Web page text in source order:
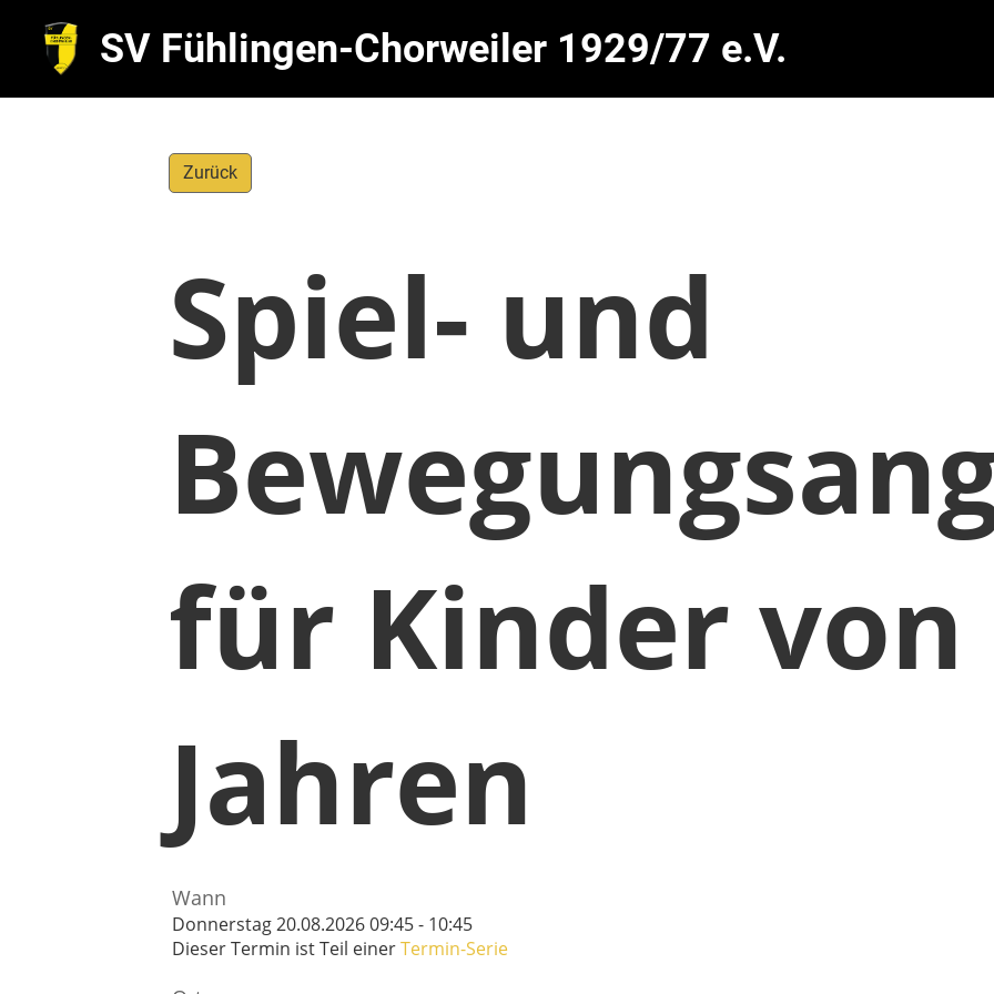
SV Fühlingen-Chorweiler 1929/77 e.V.
Zurück
Spiel- und
für Kinder von
Jahren
Wann
Donnerstag 20.08.2026 09:45 - 10:45
Dieser Termin ist Teil einerTermin-Serie